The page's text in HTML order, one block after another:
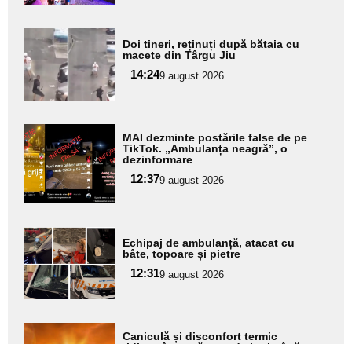
Adaugă
aici textul
pentru
subtitlu
Doi tineri, reținuți după bătaia cu
macete din Târgu Jiu
14:249 august 2026
Adaugă
aici textul
pentru
subtitlu
MAI dezminte postările false de pe
TikTok. „Ambulanța neagră”, o
dezinformare
12:379 august 2026
Adaugă
aici textul
pentru
subtitlu
Echipaj de ambulanță, atacat cu
bâte, topoare și pietre
12:319 august 2026
Adaugă
Caniculă și disconfort termic